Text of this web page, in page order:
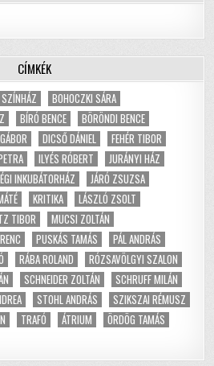
CÍMKÉK
SZÍNHÁZ
BOHOCZKI SÁRA
BÍRÓ BENCE
BÖRÖNDI BENCE
DICSŐ DÁNIEL
FEHÉR TIBOR
ILYÉS RÓBERT
JURÁNYI HÁZ
INKUBÁTORHÁZ
JÁRÓ ZSUZSA
KRITIKA
LÁSZLÓ ZSOLT
TIBOR
MUCSI ZOLTÁN
PUSKÁS TAMÁS
PÁL ANDRÁS
RÁBA ROLAND
RÓZSAVÖLGYI SZALON
SCHNEIDER ZOLTÁN
SCHRUFF MILÁN
STOHL ANDRÁS
SZIKSZAI RÉMUSZ
TRAFÓ ÁTRIUM
ÖRDÖG TAMÁS